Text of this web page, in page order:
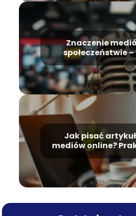
Znaczenie
społeczeństwie
funkcje, wpływ
Jak pisać
mediów online?
poradnik dla